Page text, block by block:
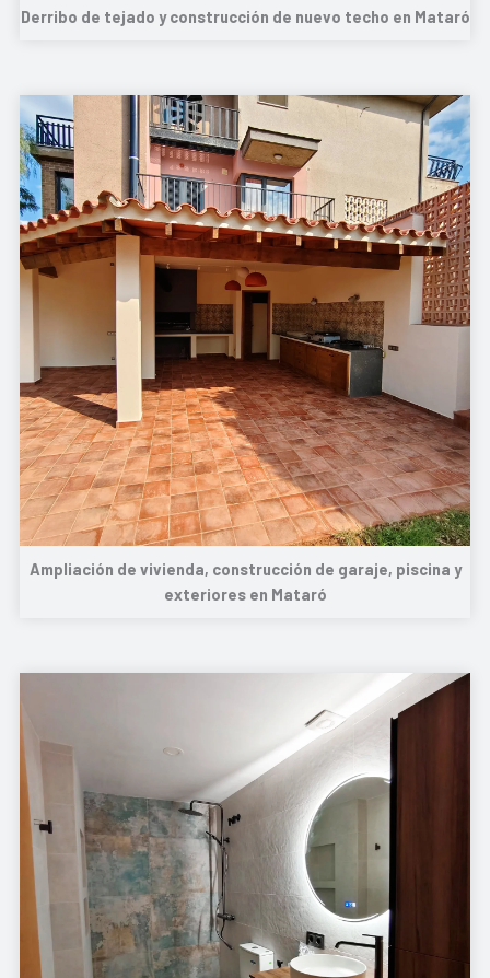
Derribo de tejado y construcción de nuevo techo en Mataró
Ampliación de vivienda, construcción de garaje, piscina y
exteriores en Mataró